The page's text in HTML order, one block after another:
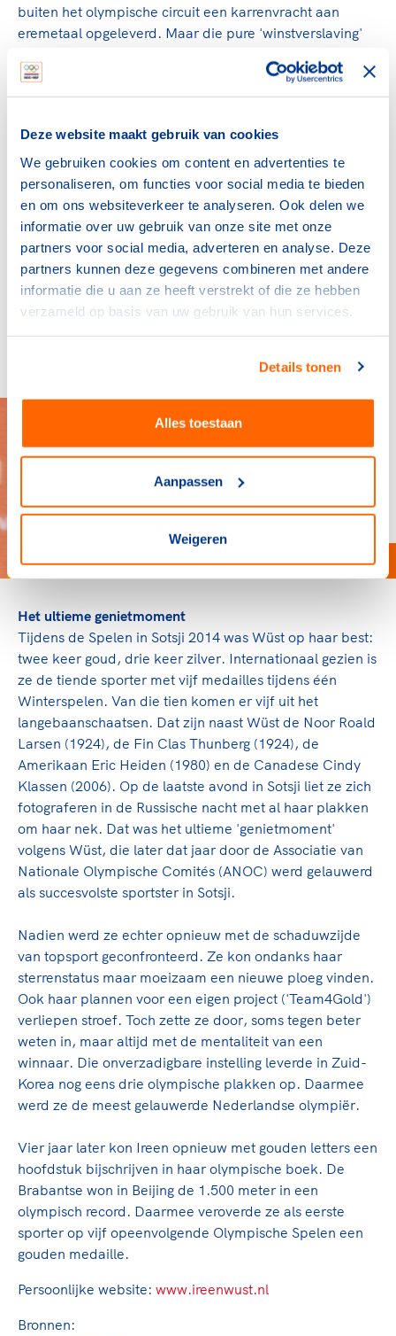
Deze website maakt gebruik van cookies
We gebruiken cookies om content en advertenties te
personaliseren, om functies voor social media te bieden
en om ons websiteverkeer te analyseren. Ook delen we
informatie over uw gebruik van onze site met onze
partners voor social media, adverteren en analyse. Deze
partners kunnen deze gegevens combineren met andere
informatie die u aan ze heeft verstrekt of die ze hebben
verzameld op basis van uw gebruik van hun services.
Details tonen
Alles toestaan
Aanpassen
Weigeren
buiten het olympische circuit een karrenvracht aan
eremetaal opgeleverd. Maar die pure 'winstverslaving'
2006 te hard, te snel en ook te graag doorpakken. Wüst
raakte zwaar overtraind. "Jeugdige overmoed'', zo
meisje dat in Turijn vanuit het niets toesloeg, was niet
veel meer te bekennen. "Keigaaf'' (een gevleugelde
uitspraak van de jonge Wüst) was haar schaatsleven
toen zeker niet meer. Maar ze kwam ijzersterk terug,
zoals ze altijd alle tegenslagen hoe dan ook wist te
overwinnen.
Bij Vancouver 2010 zat ze in fysiek opzicht slechts op
zeventig procent. Toch won Wüst opnieuw olympisch
goud. Op kwaliteit en karakter. Twee eigenschappen op
Het ultieme genietmoment
Tijdens de Spelen in Sotsji 2014 was Wüst op haar best:
twee keer goud, drie keer zilver. Internationaal gezien is
ze de tiende sporter met vijf medailles tijdens één
Winterspelen. Van die tien komen er vijf uit het
langebaanschaatsen. Dat zijn naast Wüst de Noor Roald
Larsen (1924), de Fin Clas Thunberg (1924), de
Amerikaan Eric Heiden (1980) en de Canadese Cindy
Klassen (2006). Op de laatste avond in Sotsji liet ze zich
fotograferen in de Russische nacht met al haar plakken
om haar nek. Dat was het ultieme 'genietmoment'
volgens Wüst, die later dat jaar door de Associatie van
Nationale Olympische Comités (ANOC) werd gelauwerd
als succesvolste sportster in Sotsji.
Nadien werd ze echter opnieuw met de schaduwzijde
van topsport geconfronteerd. Ze kon ondanks haar
sterrenstatus maar moeizaam een nieuwe ploeg vinden.
Ook haar plannen voor een eigen project ('Team4Gold')
verliepen stroef. Toch zette ze door, soms tegen beter
weten in, maar altijd met de mentaliteit van een
winnaar. Die onverzadigbare instelling leverde in Zuid-
Korea nog eens drie olympische plakken op. Daarmee
werd ze de meest gelauwerde Nederlandse olympiër.
Vier jaar later kon Ireen opnieuw met gouden letters een
hoofdstuk bijschrijven in haar olympische boek. De
Brabantse won in Beijing de 1.500 meter in een
olympisch record. Daarmee veroverde ze als eerste
sporter op vijf opeenvolgende Olympische Spelen een
gouden medaille.
Persoonlijke website: www.ireenwust.nl
Bronnen: